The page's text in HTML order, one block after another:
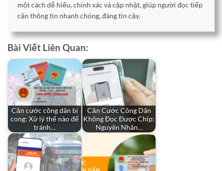
một cách dễ hiểu, chính xác và cập nhật, giúp người đọc tiếp
cận thông tin nhanh chóng, đáng tin cậy.
Bài Viết Liên Quan:
Căn cước công dân bị
cong: Xử lý thế nào để
tránh…
Căn Cước Công Dân
Không Đọc Được Chip:
Nguyên Nhân…